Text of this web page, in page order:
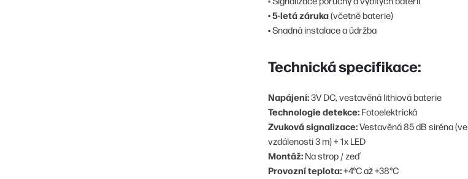
•5-letá záruka(včetně baterie)
• Snadná instalace a údržba
Technická specifikace:
Napájení:3V DC, vestavěná lithiová baterie
Technologie detekce: Fotoelektrická
Zvuková signalizace:Vestavěná 85 dB siréna (ve
vzdálenosti 3 m) + 1x LED
Montáž: Na strop / zeď
Provozní teplota:+4°C až +38°C